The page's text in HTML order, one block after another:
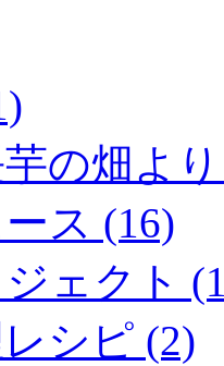
の畑よ
ス (16)
ェクト
シピ (2)